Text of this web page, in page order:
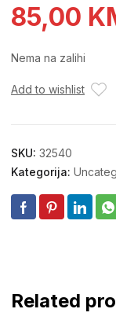
85,00
Nema na zalihi
Add to wishlist
SKU: 32540
Kategorija:
Related